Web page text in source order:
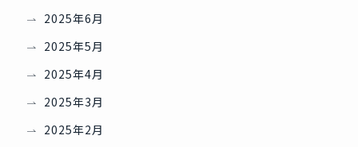
2025年6月
2025年5月
2025年4月
2025年3月
2025年2月